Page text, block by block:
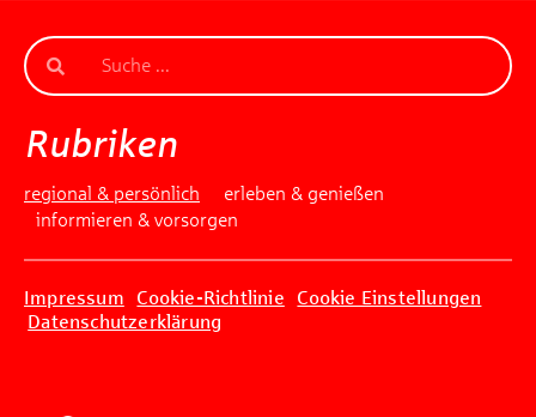
Rubriken
regional & persönlich
erleben & genießen
informieren & vorsorgen
Impressum Cookie-Richtlinie
Cookie Einstellungen
Datenschutzerklärung